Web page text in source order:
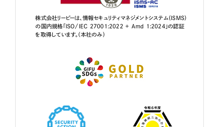
株式会社リーピーは、情報セキュリティマネジメントシステム（ISMS）
の国内規格「ISO/IEC 27001:2022 + Amd 1:2024」の認証
を取得しています。（本社のみ）